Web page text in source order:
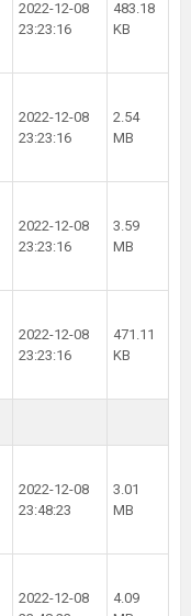
2022-12-08
23:23:16
483.18
KB
2022-12-08
23:23:16
2.54
MB
2022-12-08
23:23:16
3.59
MB
2022-12-08
23:23:16
471.11
KB
2022-12-08
23:48:23
3.01
MB
2022-12-08
4.09